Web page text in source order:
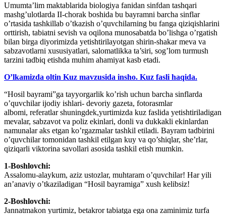
Umumta’lim maktablarida biologiya fanidan sinfdan tashqari
mashg’ulotlarda II-chorak boshida bu bayramni barcha sinflar
o’rtasida tashkillab o’tkazish o’quvchilarning bu fanga qiziqishlarini
orttirish, tabiatni sevish va oqilona munosabatda bo’lishga o’rgatish
bilan birga diyorimizda yetishtirilayotgan shirin-shakar meva va
sabzavotlarni xususiyatlari, salomatlikka ta’siri, sog’lom turmush
tarzini tadbiq etishda muhim ahamiyat kasb etadi.
O’lkamizda oltin Kuz mavzusida insho. Kuz fasli haqida.
“Hosil bayrami”ga tayyorgarlik ko’rish uchun barcha sinflarda
o’quvchilar ijodiy ishlari- devoriy gazeta, fotorasmlar
albomi, referatlar shuningdek,yurtimizda kuz faslida yetishtiriladigan
mevalar, sabzavot va poliz ekinlari, donli va dukkakli ekinlardan
namunalar aks etgan ko’rgazmalar tashkil etiladi. Bayram tadbirini
o’quvchilar tomonidan tashkil etilgan kuy va qo’shiqlar, she’rlar,
qiziqarli viktorina savollari asosida tashkil etish mumkin.
1-Boshlovchi:
Assalomu-alaykum, aziz ustozlar, muhtaram o’quvchilar! Har yili
an’anaviy o’tkaziladigan “Hosil bayramiga” xush kelibsiz!
2-Boshlovchi:
Jannatmakon yurtimiz, betakror tabiatga ega ona zaminimiz turfa